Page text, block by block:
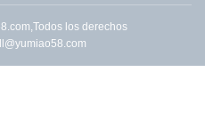
los derechos